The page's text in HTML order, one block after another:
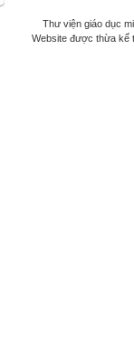
Thư viện giáo dục
Website được thừa kế